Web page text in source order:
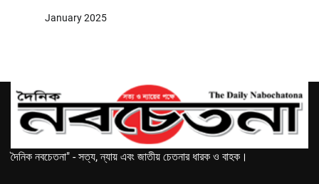
January 2025
দৈনিক নবচেতনা" - সত্য, ন্যায় এবং জাতীয় চেতনার ধারক ও বাহক।